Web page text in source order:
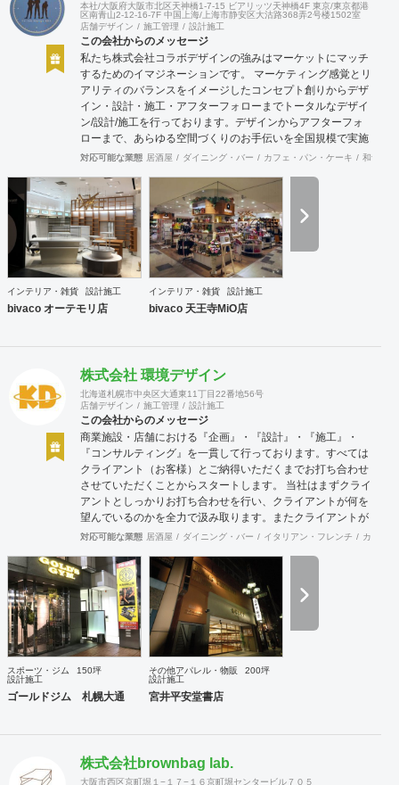
本社/大阪府大阪市北区天神橋1-7-15 ビアリッツ天神橋4F 東京/東京都港
区南青山2-12-16-7F 中国上海/上海市静安区大沽路368弄2号楼1502室
店舗デザイン
施工管理 設計施工
この会社からのメッセージ
私たち株式会社コラボデザインの強みはマーケットにマッチ
するためのイマジネーションです。 マーケティング感覚とリ
アリティのバランスをイメージしたコンセプト創りからデザ
イン・設計・施工・アフターフォローまでトータルなデザイ
ン/設計/施工を行っております。デザインからアフターフォ
ローまで、あらゆる空間づくりのお手伝いを全国規模で実施
できます。上海にもオフィスがございますので、中国での実
対応可能な業態 居酒屋 ダイニング・バー カフェ・パン・ケーキ 和食・
インテリア・雑貨 設計施工
bivaco オーテモリ店
インテリア・雑貨 設計施工
bivaco 天王寺MiO店
株式会社 環境デザイン
北海道札幌市中央区大通東11丁目22番地56号
店舗デザイン
施工管理 設計施工
この会社からのメッセージ
商業施設・店舗における『企画』・『設計』・『施工』・
『コンサルティング』を一貫して行っております。すべては
クライアント（お客様）とご納得いただくまでお打ち合わせ
させていただくことからスタートします。 当社はまずクライ
アントとしっかりお打ち合わせを行い、クライアントが何を
望んでいるのかを全力で汲み取ります。またクライアントが
思い描いていることをどのように表現していいのかお困りの
培ってきた当社ならではのノウハウでご提案いたします。
対応可能な業態 居酒屋 ダイニング・バー イタリアン・フレンチ カフェ
スポーツ・ジム
150坪
設計施工
ゴールドジム 札幌大通
その他アパレル・物販
200坪
設計施工
宮井平安堂書店
株式会社brownbag lab.
大阪市西区京町堀１−１７−１６京町堀センタービル７０５